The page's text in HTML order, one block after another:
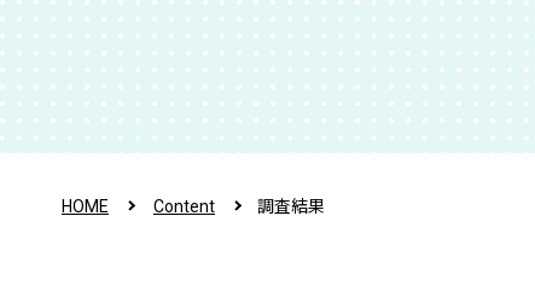
HOME Content 調査結果